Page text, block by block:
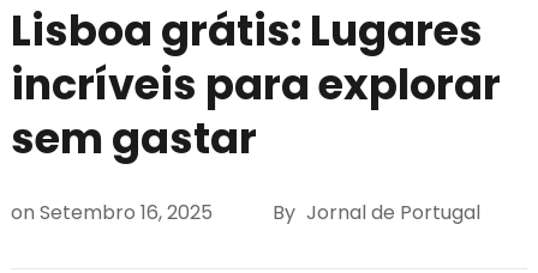
Lisboa grátis: Lugares
incríveis para explorar
sem gastar
on Setembro 16, 2025 By Jornal de Portugal